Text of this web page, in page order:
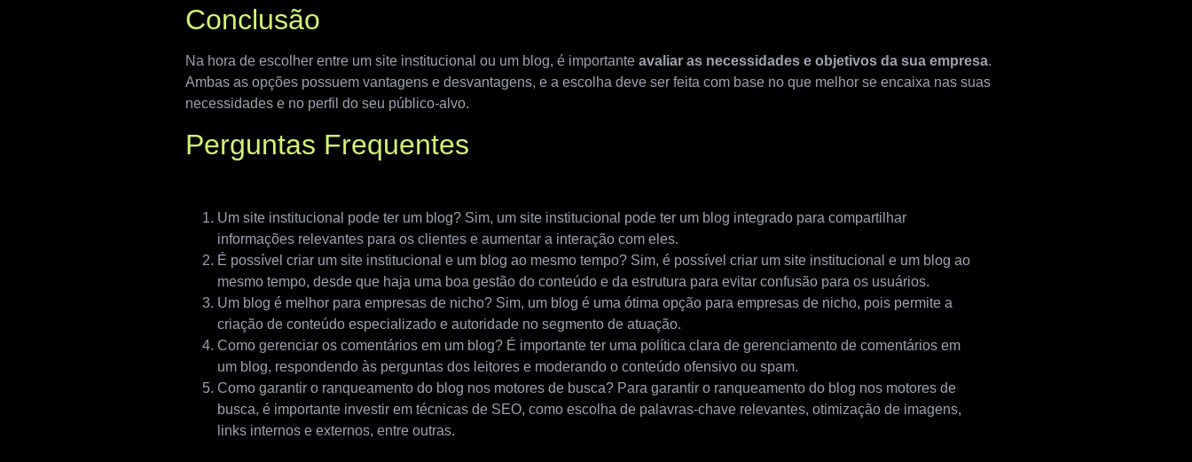
Conclusão
Na hora de escolher entre um site institucional ou um blog, é importante avaliar as necessidades e objetivos da sua empresa.
Ambas as opções possuem vantagens e desvantagens, e a escolha deve ser feita com base no que melhor se encaixa nas suas
necessidades e no perfil do seu público-alvo.
Perguntas Frequentes
Um site institucional pode ter um blog? Sim, um site institucional pode ter um blog integrado para compartilhar
informações relevantes para os clientes e aumentar a interação com eles.
É possível criar um site institucional e um blog ao mesmo tempo? Sim, é possível criar um site institucional e um blog ao
mesmo tempo, desde que haja uma boa gestão do conteúdo e da estrutura para evitar confusão para os usuários.
Um blog é melhor para empresas de nicho? Sim, um blog é uma ótima opção para empresas de nicho, pois permite a
criação de conteúdo especializado e autoridade no segmento de atuação.
Como gerenciar os comentários em um blog? É importante ter uma política clara de gerenciamento de comentários em
um blog, respondendo às perguntas dos leitores e moderando o conteúdo ofensivo ou spam.
Como garantir o ranqueamento do blog nos motores de busca? Para garantir o ranqueamento do blog nos motores de
busca, é importante investir em técnicas de SEO, como escolha de palavras-chave relevantes, otimização de imagens,
links internos e externos, entre outras.